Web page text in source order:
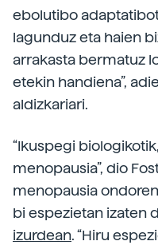
ebolutibo
lagunduz eta haien
arrakasta bermatuz
etekin handiena”,
aldizkariari.
“Ikuspegi
menopausia”, dio
menopausia
bi espezietan izaten
izurdean. “Hiru